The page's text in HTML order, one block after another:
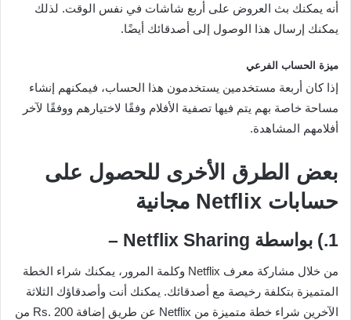
أنه يمكنك بث العروض على أربع شاشات في نفس الوقت. لذلك
يمكنك إرسال هذا الوصول إلى أصدقائك أيضًا.
ميزة الحساب الفرعي
إذا كان أربعة مستخدمين يستخدمون هذا الحساب، فيمكنهم إنشاء
مساحة خاصة بهم يتم فيها تصفية الأفلام وفقًا لاختيارهم ووفقًا لآخر
أفلامهم المشاهدة.
بعض الطرق الأخرى للحصول على
حسابات Netflix مجانية
1.) بواسطة Netflix Sharing –
من خلال مشاركة معرف Netflix وكلمة المرور، يمكنك شراء الخطة
المتميزة بتكلفة رخيصة مع أصدقائك. يمكنك أنت وأصدقاؤك الثلاثة
الآخرين شراء خطة متميزة من Netflix عن طريق إضافة Rs. 200 من